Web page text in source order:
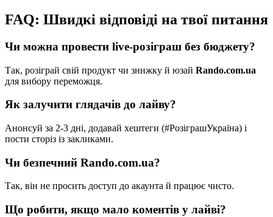
FAQ: Швидкі відповіді на твої питання
Чи можна провести live-розіграш без бюджету?
Так, розіграй свій продукт чи знижку й юзай Rando.com.ua
для вибору переможця.
Як залучити глядачів до лайву?
Анонсуй за 2-3 дні, додавай хештеги (#РозіграшУкраїна) і
пости сторіз із закликами.
Чи безпечний Rando.com.ua?
Так, він не просить доступ до акаунта й працює чисто.
Що робити, якщо мало коментів у лайві?